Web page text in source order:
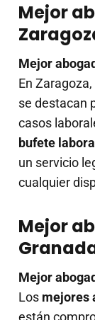
Mejor
Mejor
En
se destacan
casos
bufete
un servicio
cualquier
Mejor
Mejor
Los mejores